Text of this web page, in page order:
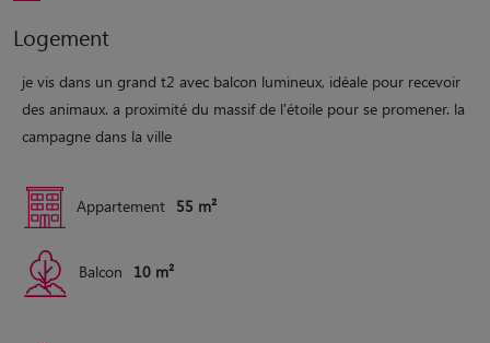
Logement
je vis dans un grand t2 avec balcon lumineux, idéale pour recevoir
des animaux. a proximité du massif de l'étoile pour se promener. la
campagne dans la ville
Appartement 55 m²
Balcon 10 m²